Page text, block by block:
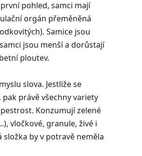
pohled, samci mají
orgán přeměněná
Samice jsou
jsou menší a dorůstají
ploutev.
slova. Jestliže se
právě všechny variety
Konzumují zelené
vločkové, granule, živé i
složka by v potravě neměla